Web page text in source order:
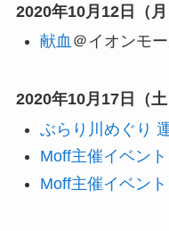
2020年10月12日（月
献血 ＠イオンモ
2020年10月17日（土
ぶらり川めぐり
Moff主催イベント
Moff主催イベント